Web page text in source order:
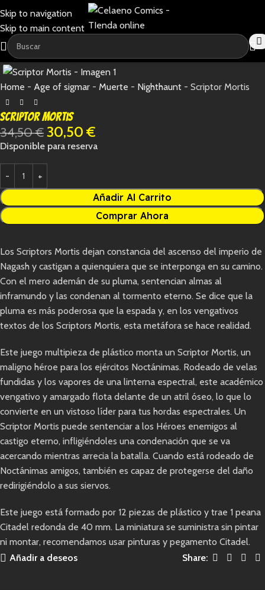
Skip to navigation
Skip to main content
-12%
Home - Age of sigmar - Muerte - Nighthaunt - Scriptor Mortis
Scriptor Mortis
34,50€30,50 €
Disponible para reserva
Añadir Al Carrito
Comprar Ahora
Los Scriptors Mortis dejan constancia del ascenso del imperio de
Nagash y castigan a quienquiera que se interponga en su camino.
Con el mero ademán de su pluma, sentencian almas al
inframundo y las condenan al tormento eterno. Se dice que la
pluma es más poderosa que la espada y, en los vengativos
textos de los Scriptors Mortis, esta metáfora se hace realidad.
Este juego multipieza de plástico monta un Scriptor Mortis, un
maligno héroe para los ejércitos Noctánimas. Rodeado de velas
fundidas y los vapores de una linterna espectral, este académico
vengativo y amargado flota delante de un atril óseo, lo que lo
convierte en un vistoso líder para tus hordas espectrales. Un
Scriptor Mortis puede sentenciar a los Héroes enemigos al
castigo eterno, infligiéndoles una condenación que se va
acercando mientras arrecia la batalla. Cuando está rodeado de
Noctánimas amigos, también es capaz de protegerse del daño
redirigiéndolo a sus siervos.
Este juego está formado por 12 piezas de plástico y trae 1 peana
Citadel redonda de 40 mm. La miniatura se suministra sin pintar
ni montar, recomendamos usar pinturas y pegamento Citadel.
Añadir a deseos
Share: